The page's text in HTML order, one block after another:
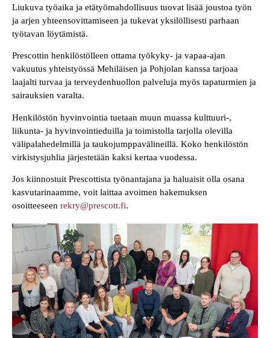
Liukuva työaika ja etätyömahdollisuus tuovat lisää joustoa työn
ja arjen yhteensovittamiseen ja tukevat yksilöllisesti parhaan
työtavan löytämistä.
Prescottin henkilöstölleen ottama työkyky- ja vapaa-ajan
vakuutus yhteistyössä Mehiläisen ja Pohjolan kanssa tarjoaa
laajalti turvaa ja terveydenhuollon palveluja myös tapaturmien ja
sairauksien varalta.
Henkilöstön hyvinvointia tuetaan muun muassa kulttuuri-,
liikunta- ja hyvinvointieduilla ja toimistolla tarjolla olevilla
välipalahedelmillä ja taukojumppavälineillä. Koko henkilöstön
virkistysjuhlia järjestetään kaksi kertaa vuodessa.
Jos kiinnostuit Prescottista työnantajana ja haluaisit olla osana
kasvutarinaamme, voit laittaa avoimen hakemuksen
osoitteeseen rekry@prescott.fi.